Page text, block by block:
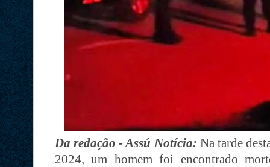
Da redação - Assú Notícia: Na tarde
2024, um homem foi encontrado